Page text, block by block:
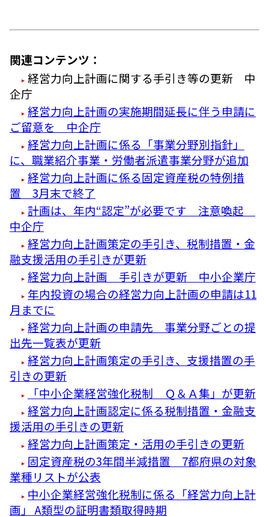
関連コンテンツ：
経営力向上計画に関する手引き等の更新 中
企庁
経営力向上計画の実施期間延長に伴う申請に
ご留意を 中企庁
経営力向上計画に係る「事業分野別指針」
に、職業紹介事業・労働者派遣事業分野が追加
経営力向上計画に係る固定資産税の特例措
置 3月末で終了
計画は、年内“認定”が必要です 注意喚起
中企庁
経営力向上計画策定の手引き、税制措置・金
融支援活用の手引きが更新
経営力向上計画 手引きが更新 中小企業庁
年内投資の場合の経営力向上計画の申請は11
月までに
経営力向上計画の申請先 事業分野ごとの提
出先一覧表が更新
経営力向上計画策定の手引き、支援措置の手
引きの更新
「中小企業経営強化税制 Ｑ＆Ａ集」が更新
経営力向上計画認定に係る税制措置・金融支
援活用の手引きの更新
経営力向上計画策定・活用の手引きの更新
固定資産税の3年間半減措置 7都府県の対象
業種リストが公表
中小企業経営強化税制に係る「経営力向上計
画」 A類型の証明書類取得時期